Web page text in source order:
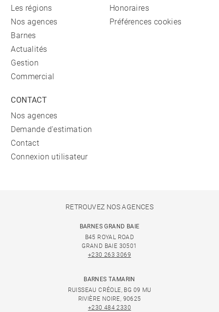
Les régions
Nos agences
Barnes
Actualités
Gestion
Commercial
Honoraires
Préférences cookies
CONTACT
Nos agences
Demande d'estimation
Contact
Connexion utilisateur
RETROUVEZ NOS AGENCES
BARNES GRAND BAIE
B45 ROYAL ROAD
GRAND BAIE 30501
+230 263 3069
BARNES TAMARIN
RUISSEAU CRÉOLE, BG 09 MU
RIVIÈRE NOIRE, 90625
+230 484 2330